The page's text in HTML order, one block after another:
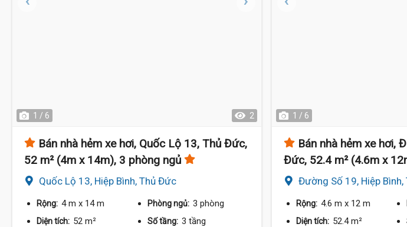
1 / 6 2
Bán nhà hẻm xe hơi, Quốc Lộ 13, Thủ Đức,
52 m² (4m x 14m), 3 phòng ngủ
Quốc Lộ 13, Hiệp Bình, Thủ Đức
Rộng: 4 m x 14 m Phòng ngủ: 3 phòng
Diện tích: 52 m² Số tầng: 3 tầng
1 / 6
Bán nhà hẻm xe hơi,
Đức, 52.4 m² (4.6m x
Đường Số 19, Hiệp
Rộng: 4.6 m x 12 m
Diện tích: 52.4 m²